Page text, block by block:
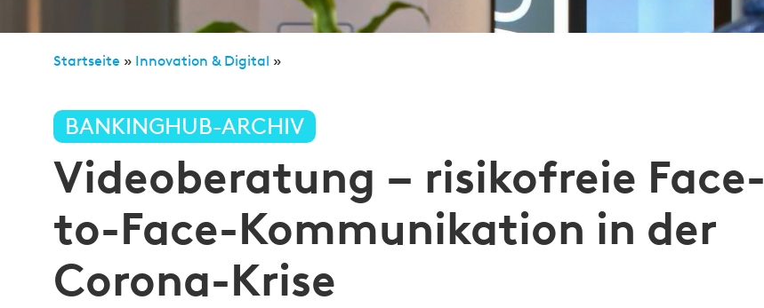
Startseite » Innovation & Digital »
BANKINGHUB-ARCHIV
Videoberatung – risikofreie Face-
to-Face-Kommunikation in der
Corona-Krise